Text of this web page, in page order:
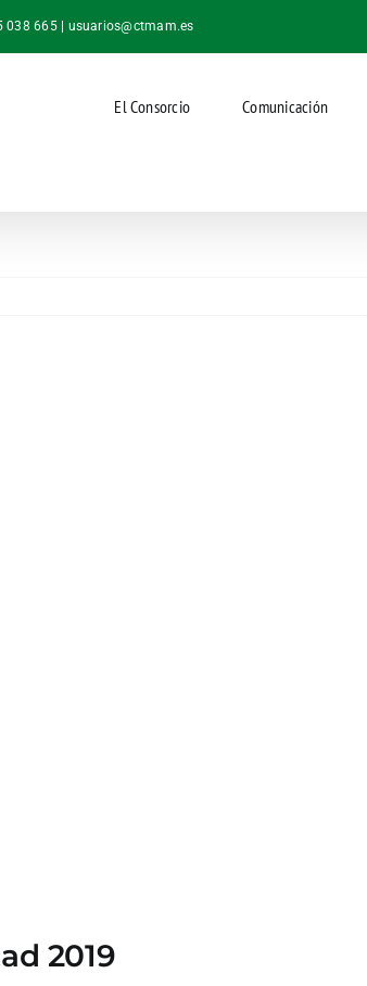
038 665 | usuarios@ctmam.es
El Consorcio Comunicación
2019